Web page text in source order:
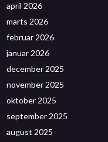
april 2026
marts 2026
februar 2026
januar 2026
december 2025
november 2025
oktober 2025
september 2025
august 2025